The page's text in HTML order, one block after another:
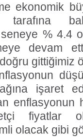
ekonomik
% 4.4
devam
gittiğimiz
işaret
enflasyonun
fiyatlar
olacak gibi